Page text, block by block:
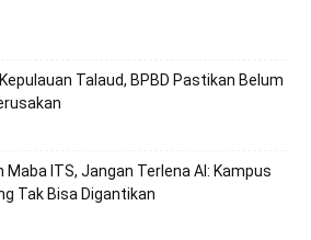
Talaud, BPBD Pastikan Belum
ITS, Jangan Terlena AI: Kampus
Tak Bisa Digantikan